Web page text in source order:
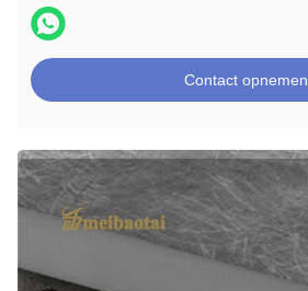
Contact opnemen